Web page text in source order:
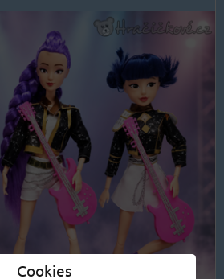
Cookies